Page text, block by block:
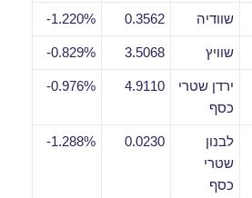
שוודיה 0.3562
1.220%-
שוויץ 3.5068
0.829%-
ירדן שטרי
כסף
4.9110
0.976%-
לבנון
שטרי
כסף
0.0230
1.288%-